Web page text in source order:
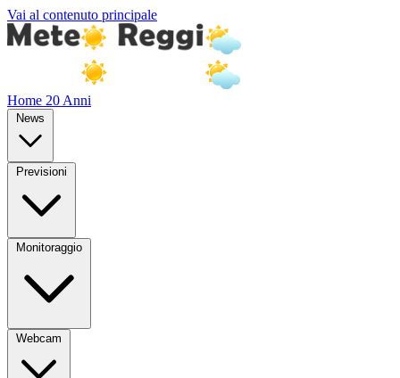
Vai al contenuto principale
Home 20 Anni
News
Previsioni
Monitoraggio
Webcam